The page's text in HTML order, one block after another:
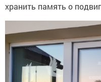
хранить память о